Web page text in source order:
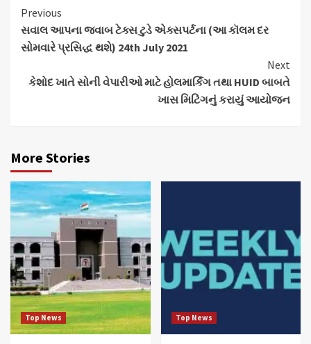
Continue
Reading
Previous
સવાલ આપના જવાબ ટેક્સ ટુડે એક્સપર્ટના (આ કૉલમ દર
સોમવારે પ્રસિદ્ધ થશે) 24th July 2021
Next
કેશોદ ખાતે સોની વેપારીઓ માટે હોલમાર્કિંગ તથા HUID બાબતે
ખાસ મિટિંગનું કરાયું આયોજન
More Stories
Top News Top News